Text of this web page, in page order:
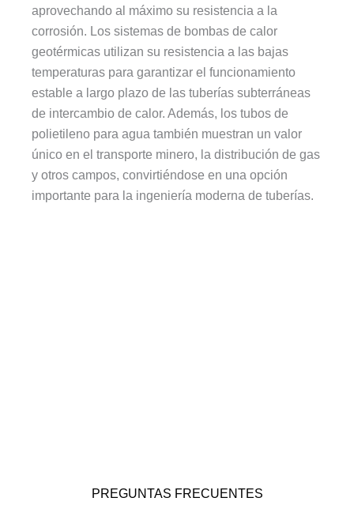
aprovechando al máximo su resistencia a la
corrosión. Los sistemas de bombas de calor
geotérmicas utilizan su resistencia a las bajas
temperaturas para garantizar el funcionamiento
estable a largo plazo de las tuberías subterráneas
de intercambio de calor. Además, los tubos de
polietileno para agua también muestran un valor
único en el transporte minero, la distribución de gas
y otros campos, convirtiéndose en una opción
importante para la ingeniería moderna de tuberías.
PREGUNTAS FRECUENTES